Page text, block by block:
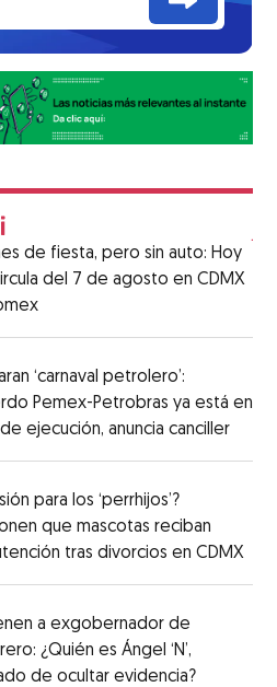
de fiesta, pero sin auto: Hoy
del 7 de agosto en CDMX
‘carnaval petrolero’:
Pemex-Petrobras ya está en
ejecución, anuncia canciller
para los ‘perrhijos’?
que mascotas reciban
tras divorcios en CDMX
a exgobernador de
¿Quién es Ángel ‘N’,
de ocultar evidencia?